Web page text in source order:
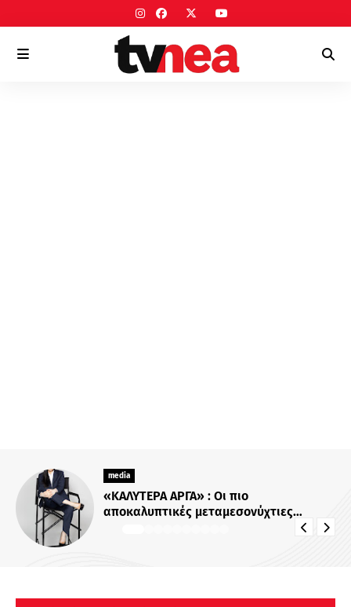
media
Για Σένα»: Γνωρίστε την οικογένεια
Ηλιάδη – Εκεί όπου οι πιο δυνατοί
δεσμοί δοκιμάζονται περισσότερο !